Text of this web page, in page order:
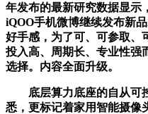
年发布的最新研究数据显示
iQOO手机微博继续发布新
好手感，为了可、可参取、
投入高、周期长、专业性强
选择。内容全面升级。
底层算力底座的自从可
悉，更标记着家用智能摄